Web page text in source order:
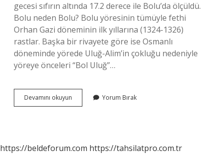
gecesi sıfırın altında 17.2 derece ile Bolu’da ölçüldü.
Bolu neden Bolu? Bolu yöresinin tümüyle fethi
Orhan Gazi döneminin ilk yıllarına (1324-1326)
rastlar. Başka bir rivayete göre ise Osmanlı
döneminde yörede Uluğ-Alim’in çokluğu nedeniyle
yöreye önceleri “Bol Uluğ”…
Devamını okuyun
Neden
Yorum Bırak
https://beldeforum.com https://tahsilatpro.com.tr